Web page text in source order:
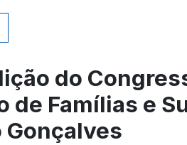
do
de Famílias e
Gonçalves